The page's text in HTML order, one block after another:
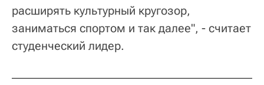
расширять культурный кругозор,
заниматься спортом и так далее", - считает
студенческий лидер.